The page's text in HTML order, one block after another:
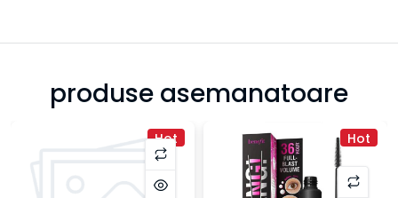
produse asemanatoare
Hot Hot